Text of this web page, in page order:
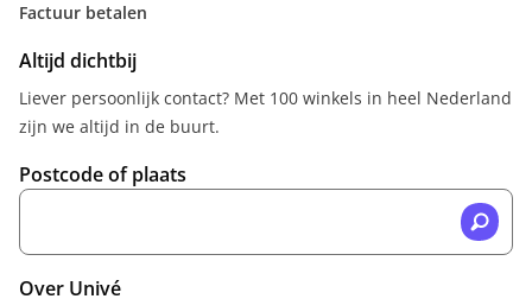
Factuur betalen
Altijd dichtbij
Liever persoonlijk contact? Met 100 winkels in heel Nederland
zijn we altijd in de buurt.
Postcode of plaats
Over Univé